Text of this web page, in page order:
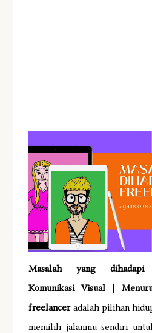
Masalah yang dihadapi
Komunikasi Visual |
freelancer adalah pilihan
memilih jalanmu sendiri